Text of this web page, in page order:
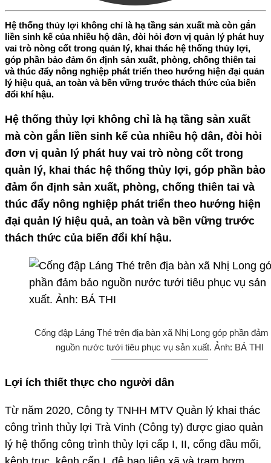
Hệ thống thủy lợi không chỉ là hạ tầng sản xuất mà còn gắn
liền sinh kế của nhiều hộ dân, đòi hỏi đơn vị quản lý phát huy
vai trò nòng cốt trong quản lý, khai thác hệ thống thủy lợi,
góp phần bảo đảm ổn định sản xuất, phòng, chống thiên tai
và thúc đẩy nông nghiệp phát triển theo hướng hiện đại quản
lý hiệu quả, an toàn và bền vững trước thách thức của biến
đổi khí hậu.
Hệ thống thủy lợi không chỉ là hạ tầng sản xuất
mà còn gắn liền sinh kế của nhiều hộ dân, đòi hỏi
đơn vị quản lý phát huy vai trò nòng cốt trong
quản lý, khai thác hệ thống thủy lợi, góp phần bảo
đảm ổn định sản xuất, phòng, chống thiên tai và
thúc đẩy nông nghiệp phát triển theo hướng hiện
đại quản lý hiệu quả, an toàn và bền vững trước
thách thức của biến đổi khí hậu.
Cống đập Láng Thé trên địa bàn xã Nhị Long góp phần đảm
nguồn nước tưới tiêu phục vụ sản xuất. Ảnh: BÁ THI
Lợi ích thiết thực cho người dân
Từ năm 2020, Công ty TNHH MTV Quản lý khai thác
công trình thủy lợi Trà Vinh (Công ty) được giao quản
lý hệ thống công trình thủy lợi cấp I, II, cống đầu mối,